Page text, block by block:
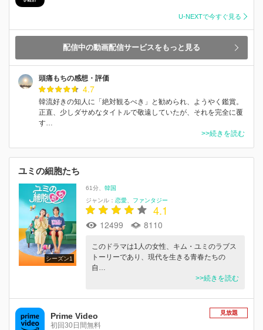
U-NEXTで今すぐ見る
配信中の動画配信サービスをもっと見る
頭痛もちの感想・評価
4.7
韓流好きの知人に「絶対観るべき」と勧められ、ようやく鑑賞。
正直、少しダサめなタイトルで敬遠していたが、それを完全に覆
す…
>>続きを読む
ユミの細胞たち
シーズン1
61分
韓国
ジャンル： 恋愛 ファンタジー
4.1
12499 8110
このドラマは1人の女性、キム・ユミのラブス
トーリーであり、現代を生きる青春たちの
自…
>>続きを読む
Prime Video
初回30日間無料
見放題